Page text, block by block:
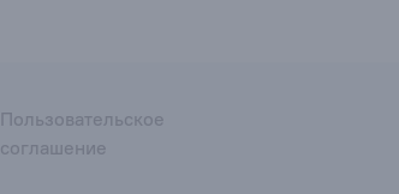
Пользовательское
соглашение